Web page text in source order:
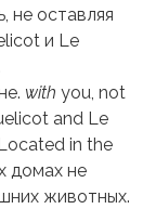
не оставляя
и Le
with you, not
and Le
in the
домах не
животных.